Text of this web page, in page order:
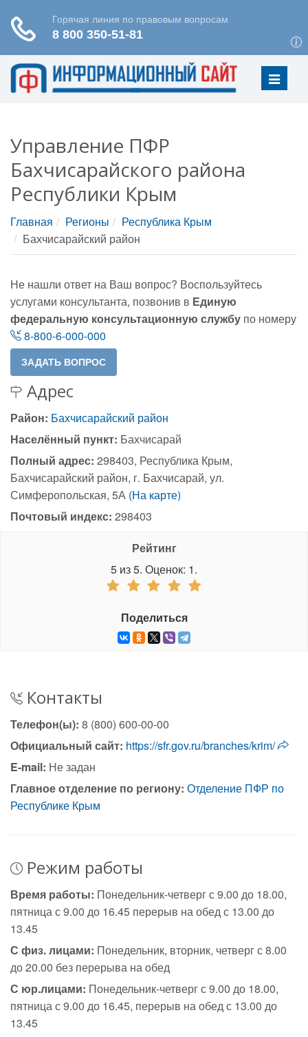
Меню
Управление ПФР
Бахчисарайского района
Республики Крым
Главная Регионы
Республика Крым
Бахчисарайский район
Не нашли ответ на Ваш вопрос? Воспользуйтесь
услугами консультанта, позвонив в Единую
федеральную консультационную службу по номеру
8-800-6-000-000
Адрес
Район: Бахчисарайский район
Населённый пункт: Бахчисарай
Полный адрес: 298403, Республика Крым,
Бахчисарайский район, г. Бахчисарай, ул.
Симферопольская, 5А (На карте)
Почтовый индекс: 298403
Рейтинг
5 из5. Оценок: 1.
Поделиться
Контакты
Телефон(ы): 8 (800) 600-00-00
Официальный сайт: https://sfr.gov.ru/branches/krim/
E-mail: Не задан
Главное отделение по региону: Отделение ПФР по
Республике Крым
Режим работы
Время работы: Понедельник-четверг с 9.00 до 18.00,
пятница с 9.00 до 16.45 перерыв на обед с 13.00 до
13.45
С физ. лицами: Понедельник, вторник, четверг с 8.00
до 20.00 без перерыва на обед
С юр.лицами: Понедельник-четверг с 9.00 до 18.00,
пятница с 9.00 до 16.45, перерыв на обед с 13.00 до
13.45